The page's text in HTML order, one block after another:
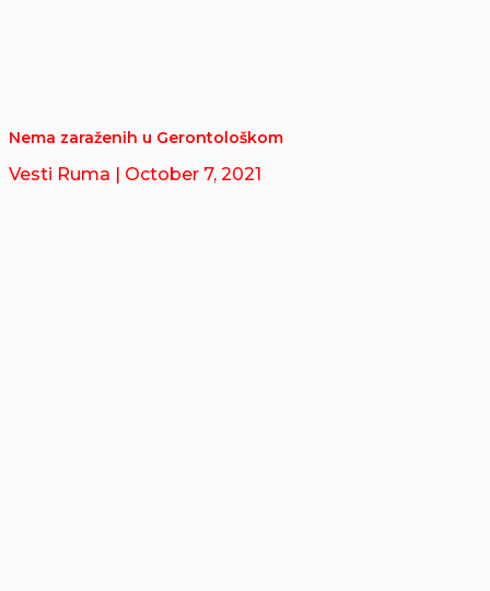
Nema zaraženih u Gerontološkom
Vesti Ruma | October 7, 2021